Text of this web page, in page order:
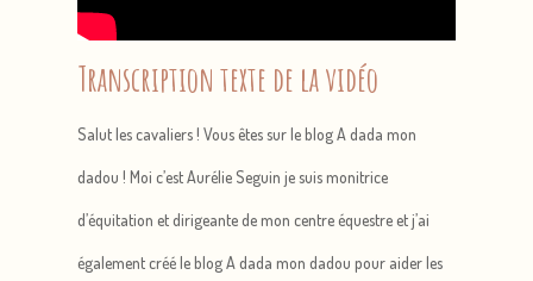
Transcription texte de la vidéo
Salut les cavaliers ! Vous êtes sur le blog A dada mon
dadou ! Moi c’est Aurélie Seguin je suis monitrice
d’équitation et dirigeante de mon centre équestre et j’ai
également créé le blog A dada mon dadou pour aider les